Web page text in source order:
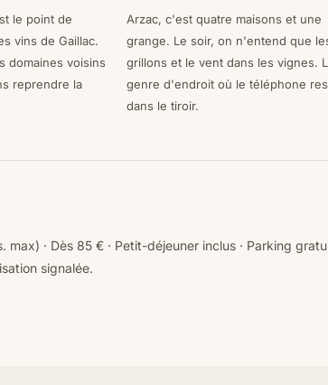
le point de
vins de Gaillac.
domaines voisins
reprendre la
Arzac, c'est quatre maisons et une
grange. Le soir, on n'entend que
grillons et le vent dans les vignes.
genre d'endroit où le téléphone
dans le tiroir.
max) · Dès 85 € · Petit-déjeuner inclus · Parking
signalée.